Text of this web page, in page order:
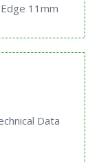
11mm
Data